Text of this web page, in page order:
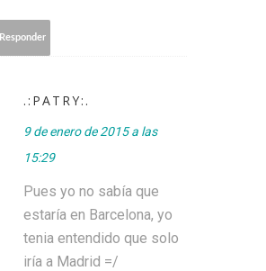
Responder
.:PATRY:.
9 de enero de 2015 a las
15:29
Pues yo no sabía que
estaría en Barcelona, yo
tenia entendido que solo
iría a Madrid =/